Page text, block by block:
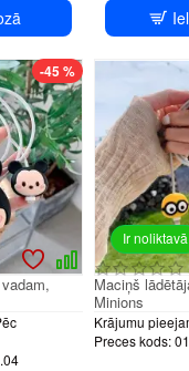
-45 %
Ir noliktavā
Krājumu
Preces kods:
Maciņš
Minions